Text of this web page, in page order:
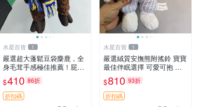
水星百貨 1
嚴選超大蓬鬆豆袋麋鹿，全
身毛茸手感極佳推薦！屁股
與四肢填充均勻，適合收藏
與孩童共賞。 麋鹿 豆袋 毛
茸玩具
$410 86折
折扣碼
水星百貨 1
嚴選絨質安撫熊附搖鈴 寶寶
最佳伴眠選擇 可愛可抱 絨
毛玩具 安撫熊 嬰兒用
$810 93折
折扣碼